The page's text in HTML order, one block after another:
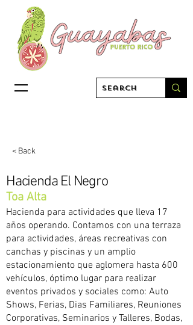
< Back
Hacienda El Negro
Toa Alta
Hacienda para actividades que lleva 17
años operando. Contamos con una terraza
para actividades, áreas recreativas con
canchas y piscinas y un amplio
estacionamiento que aglomera hasta 600
vehículos, óptimo lugar para realizar
eventos privados y sociales como: Auto
Shows, Ferias, Dias Familiares, Reuniones
Corporativas, Seminarios y Talleres, Bodas,